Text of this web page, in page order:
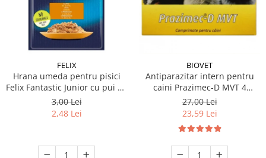
FELIX
Hrana umeda pentru pisici
Felix Fantastic Junior cu pui 85
gr
3,00 Lei
2,48 Lei
BIOVET
Antiparazitar intern pentru
caini Prazimec-D MVT 4
comprimate
27,00 Lei
23,59 Lei